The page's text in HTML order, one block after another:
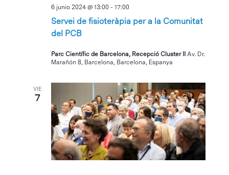
Servei de fisioteràpia per a la Comunitat
del PCB
6 junio 2024 @ 13:00 -17:00
Parc Científic de Barcelona, Recepció Cluster IIAv. Dr.
Marañón 8, Barcelona, Barcelona, Espanya
VIE
7